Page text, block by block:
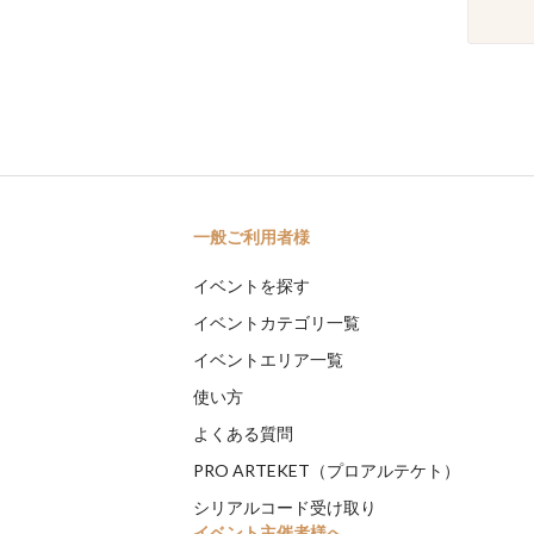
一般ご利用者様
イベントを探す
イベントカテゴリ一覧
イベントエリア一覧
使い方
よくある質問
PRO ARTEKET（プロアルテケト）
シリアルコード受け取り